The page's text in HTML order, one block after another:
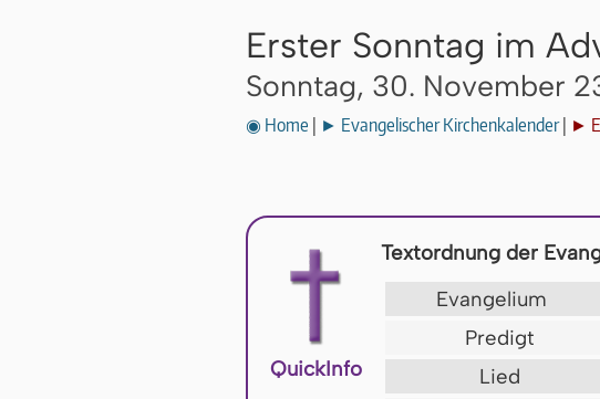
Erster Sonntag im
Sonntag, 30. November
◉ Home ► Evangelischer Kirchenkalender| ►
QuickInfo
Textordnung der
Evangelium
Predigt
Lied